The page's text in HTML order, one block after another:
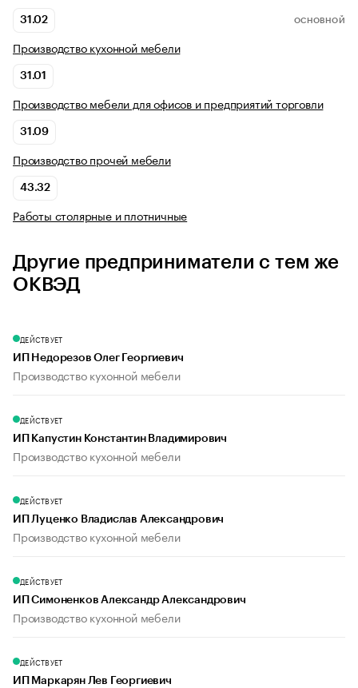
31.02 ОСНОВНОЙ
Производство кухонной мебели
31.01
Производство мебели для офисов и предприятий торговли
31.09
Производство прочей мебели
43.32
Работы столярные и плотничные
Другие предприниматели с тем же
ОКВЭД
ДЕЙСТВУЕТ
ИП Недорезов Олег Георгиевич
Производство кухонной мебели
ДЕЙСТВУЕТ
ИП Капустин Константин Владимирович
Производство кухонной мебели
ДЕЙСТВУЕТ
ИП Луценко Владислав Александрович
Производство кухонной мебели
ДЕЙСТВУЕТ
ИП Симоненков Александр Александрович
Производство кухонной мебели
ДЕЙСТВУЕТ
ИП Маркарян Лев Георгиевич